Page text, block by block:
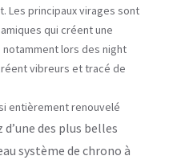
Les principaux virages sont
qui créent une
lors des night
vibreurs et tracé de
entièrement renouvelé
des plus belles
système de chrono à